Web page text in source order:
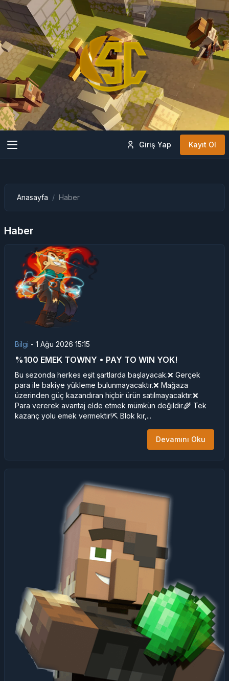
Giriş Yap Kayıt Ol
Anasayfa Haber
Haber
Bilgi - 1 Ağu 2026 15:15
%100 EMEK TOWNY • PAY TO WIN YOK!
Bu sezonda herkes eşit şartlarda başlayacak.❌ Gerçek
para ile bakiye yükleme bulunmayacaktır.❌ Mağaza
üzerinden güç kazandıran hiçbir ürün satılmayacaktır.❌
Para vererek avantaj elde etmek mümkün değildir.🌾 Tek
kazanç yolu emek vermektir!⛏️ Blok kır,...
Devamını Oku